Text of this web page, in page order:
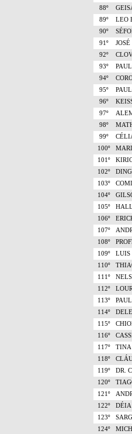
88º
89º
LEO
90º
91º
92º
93º
94º
95º
96º
97º
98º
99º
100º
101º
102º
103º
104º
105º
106º
107º
108º
109º
LUIS
110º
111º
112º
113º
114º
115º
116º
117º
TINA
118º
119º
DR.
120º
121º
122º
DÉIA
123º
124º